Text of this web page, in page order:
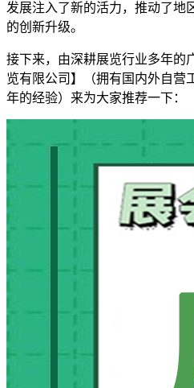
发展注入了新的活力，推动了地
的创新升级。
接下来，由深耕展览行业多年的
览有限公司】（拥有国内外自营
年的经验）来为大家推荐一下：